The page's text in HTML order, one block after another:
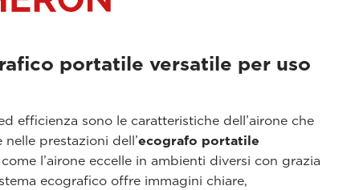
portatile versatile per uso
efficienza sono le caratteristiche dell’airone che
prestazioni dell’ecografo portatile
l’airone eccelle in ambienti diversi con grazia
ecografico offre immagini chiare,